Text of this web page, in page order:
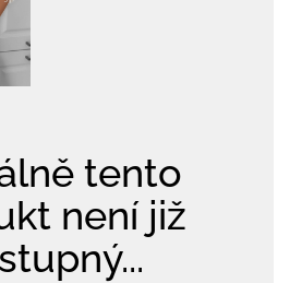
tento
není již